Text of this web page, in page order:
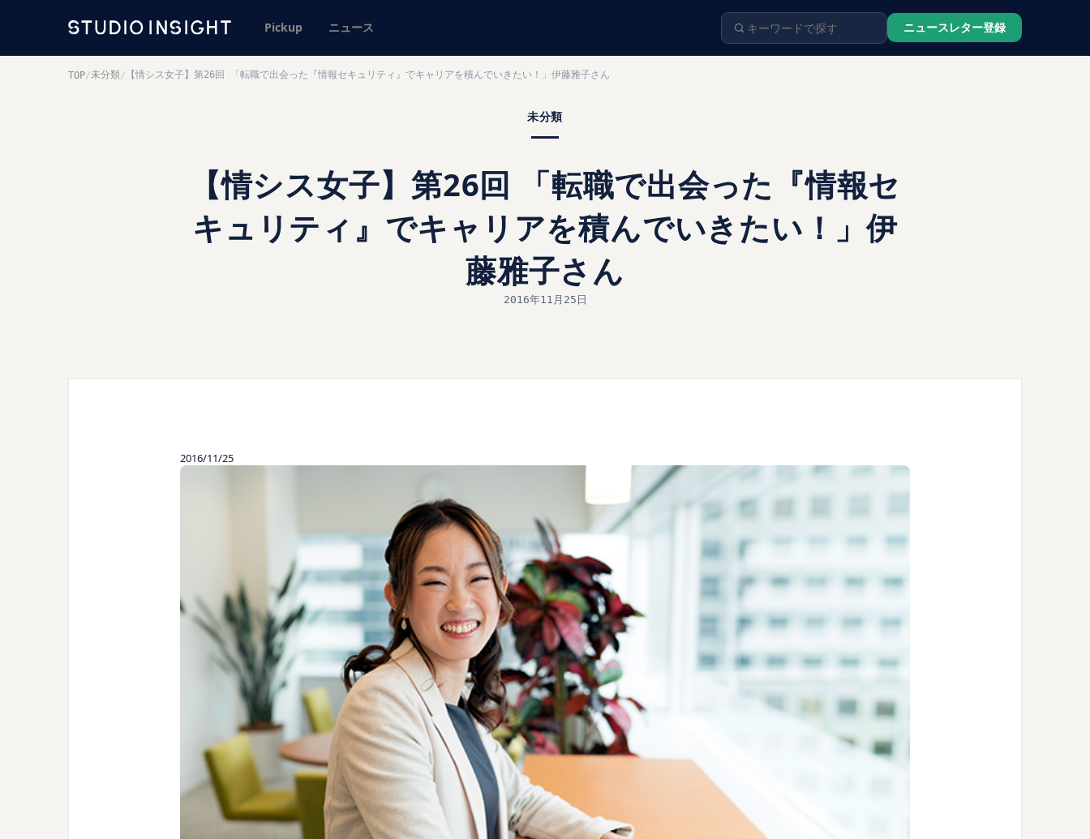
Pickup ニュース ニュースレター登録
TOP/未分類/ 【情シス女子】第26回 「転職で出会った『情報セキュリティ』でキャリアを積んでいきたい！」伊藤雅子さん
未分類
【情シス女子】第26回 「転職で出会った『情報セ
キュリティ』でキャリアを積んでいきたい！」伊
藤雅子さん
2016年11月25日
2016/11/25